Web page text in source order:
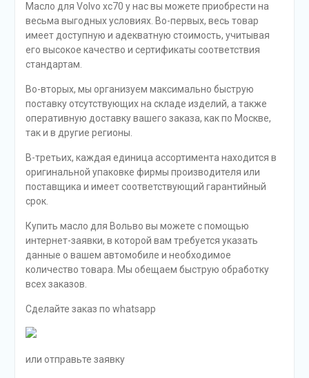
Масло для Volvo xc70 у нас вы можете приобрести на
весьма выгодных условиях. Во-первых, весь товар
имеет доступную и адекватную стоимость, учитывая
его высокое качество и сертификаты соответствия
стандартам.
Во-вторых, мы организуем максимально быструю
поставку отсутствующих на складе изделий, а также
оперативную доставку вашего заказа, как по Москве,
так и в другие регионы.
В-третьих, каждая единица ассортимента находится в
оригинальной упаковке фирмы производителя или
поставщика и имеет соответствующий гарантийный
срок.
Купить масло для Вольво вы можете с помощью
интернет-заявки, в которой вам требуется указать
данные о вашем автомобиле и необходимое
количество товара. Мы обещаем быструю обработку
всех заказов.
Сделайте заказ по whatsapp
или отправьте заявку